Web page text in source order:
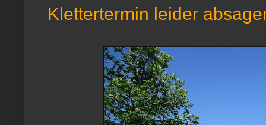
Klettertermin leider